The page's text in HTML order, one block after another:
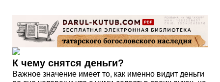
К чему снятся деньги?
Важное значение имеет то, как именно видит деньги